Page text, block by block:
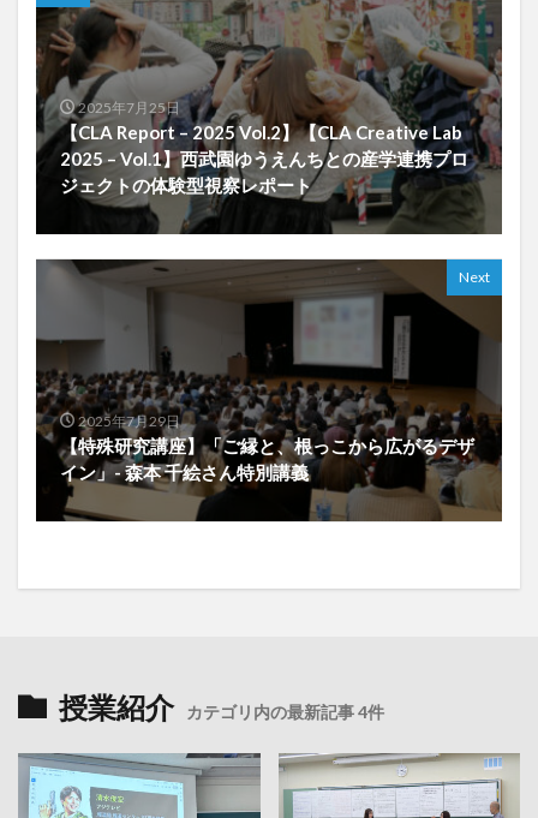
2025年7月25日
【CLA Report – 2025 Vol.2】【CLA Creative Lab
2025 – Vol.1】西武園ゆうえんちとの産学連携プロ
ジェクトの体験型視察レポート
Next
2025年7月29日
【特殊研究講座】「ご縁と、根っこから広がるデザ
イン」- 森本 千絵さん特別講義
授業紹介 カテゴリ内の最新記事 4件